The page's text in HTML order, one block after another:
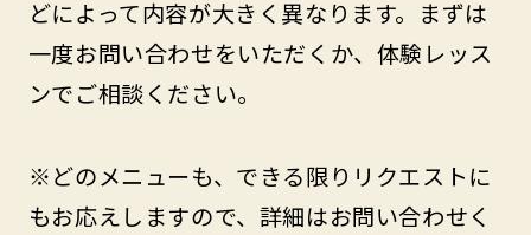
どによって内容が大きく異なります。まずは
一度お問い合わせをいただくか、体験レッス
ンでご相談ください。
※どのメニューも、できる限りリクエストに
もお応えしますので、詳細はお問い合わせく